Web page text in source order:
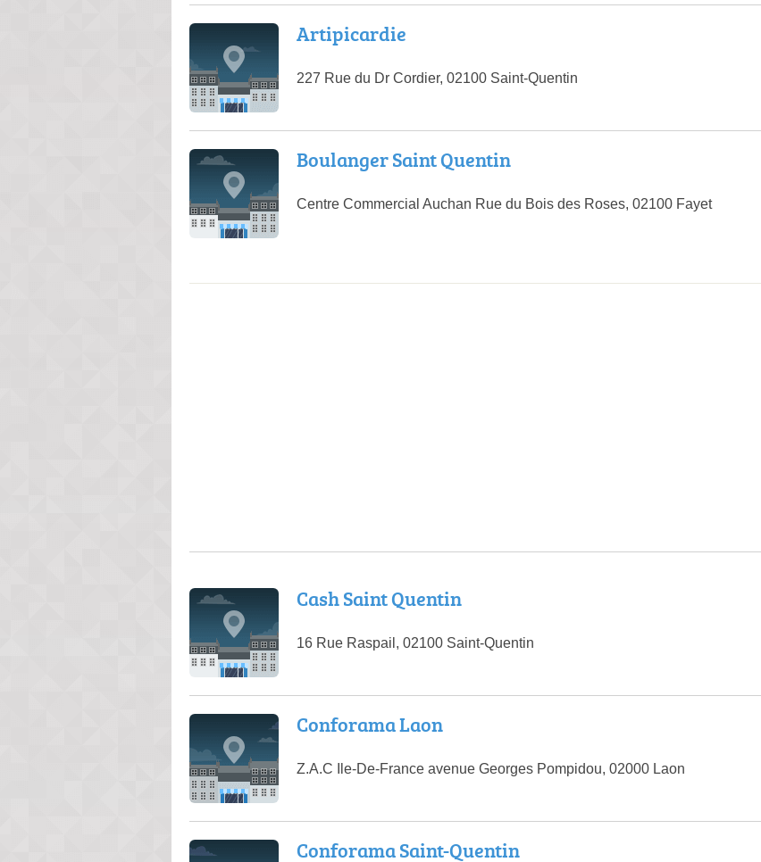
Artipicardie
227 Rue du Dr Cordier, 02100 Saint-Quentin
Boulanger Saint Quentin
Centre Commercial Auchan Rue du Bois des Roses, 02100 Fayet
Cash Saint Quentin
16 Rue Raspail, 02100 Saint-Quentin
Conforama Laon
Z.A.C Ile-De-France avenue Georges Pompidou, 02000 Laon
Conforama Saint-Quentin